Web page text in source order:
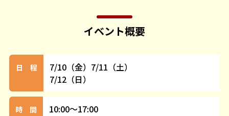
イベント概要
日 程
7/10（金）7/11（土）
7/12（日）
時 間 10:00～17:00